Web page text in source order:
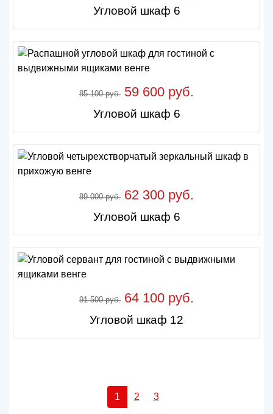
Угловой шкаф 6
85 100 руб. 59 600 руб.
Угловой шкаф 6
89 000 руб. 62 300 руб.
Угловой шкаф 6
91 500 руб. 64 100 руб.
Угловой шкаф 12
1 2 3